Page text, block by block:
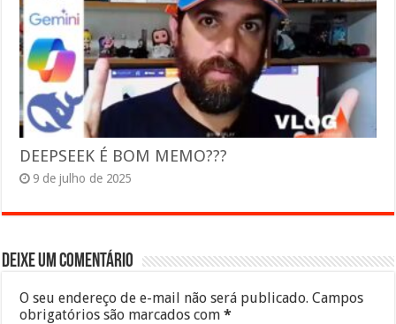
DEEPSEEK É BOM MEMO???
9 de julho de 2025
Deixe um comentário
O seu endereço de e-mail não será publicado. Campos
obrigatórios são marcados com*